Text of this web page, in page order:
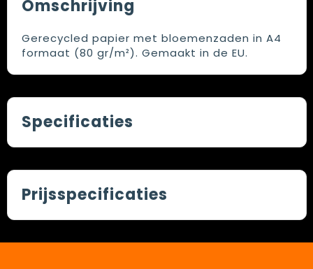
Omschrijving
Gerecycled papier met bloemenzaden in A4
formaat (80 gr/m²). Gemaakt in de EU.
Specificaties
Prijsspecificaties